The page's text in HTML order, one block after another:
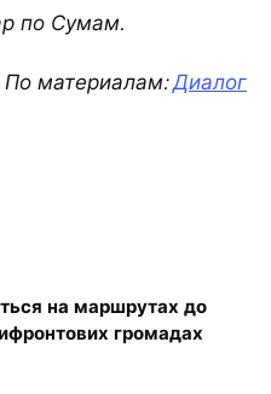
по Сумам.
По материалам:Диалог
на маршрутах до
громадах